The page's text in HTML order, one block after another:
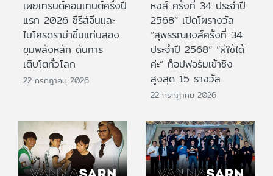
เผยเทรนด์คอนเทนต์ครึ่งปี
แรก 2026 ซีรีส์จีนและ
ไมโครดราม่าขึ้นแท่นสอง
ขุมพลังหลัก ดันการ
เติบโตทั่วโลก
22 กรกฎาคม 2026
หงส์ ครั้งที่ 34 ประจำปี
2568” เปิดโผรางวัล
“สุพรรณหงส์ครั้งที่ 34
ประจำปี 2568” “ผีใช้ได้
ค่ะ” ท็อปฟอร์มเข้าชิง
สูงสุด 15 รางวัล
22 กรกฎาคม 2026